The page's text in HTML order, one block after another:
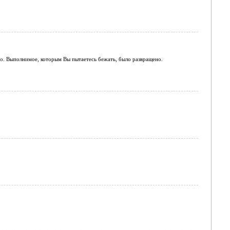
Выполнимое, которым Вы пытаетесь бежать, было развращено.